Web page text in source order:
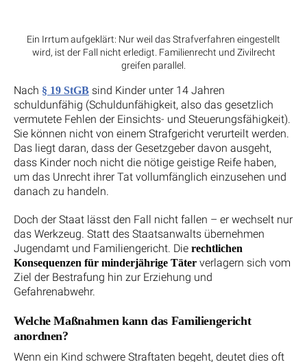
Ein Irrtum aufgeklärt: Nur weil das Strafverfahren eingestellt
wird, ist der Fall nicht erledigt. Familienrecht und Zivilrecht
greifen parallel.
Nach § 19 StGB sind Kinder unter 14 Jahren
schuldunfähig (Schuldunfähigkeit, also das gesetzlich
vermutete Fehlen der Einsichts- und Steuerungsfähigkeit).
Sie können nicht von einem Strafgericht verurteilt werden.
Das liegt daran, dass der Gesetzgeber davon ausgeht,
dass Kinder noch nicht die nötige geistige Reife haben,
um das Unrecht ihrer Tat vollumfänglich einzusehen und
danach zu handeln.
Doch der Staat lässt den Fall nicht fallen – er wechselt nur
das Werkzeug. Statt des Staatsanwalts übernehmen
Jugendamt und Familiengericht. Die rechtlichen
Konsequenzen für minderjährige Täter verlagern sich vom
Ziel der Bestrafung hin zur Erziehung und
Gefahrenabwehr.
Welche Maßnahmen kann das Familiengericht
anordnen?
Wenn ein Kind schwere Straftaten begeht, deutet dies oft